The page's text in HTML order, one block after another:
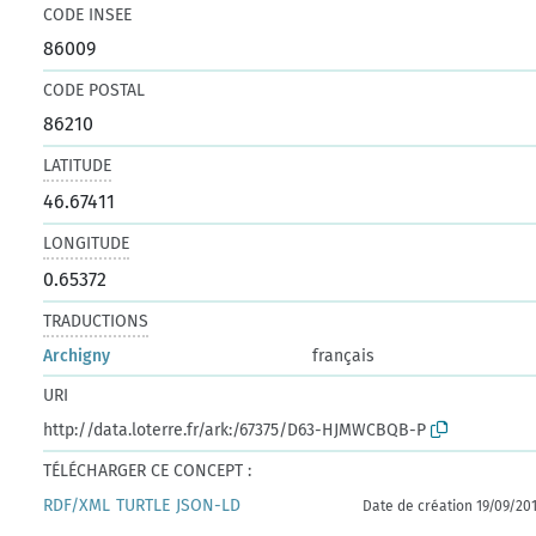
CODE INSEE
86009
CODE POSTAL
86210
LATITUDE
46.67411
LONGITUDE
0.65372
TRADUCTIONS
Archigny
français
URI
http://data.loterre.fr/ark:/67375/D63-HJMWCBQB-P
TÉLÉCHARGER CE CONCEPT :
RDF/XML TURTLE JSON-LD Date de création 19/09/